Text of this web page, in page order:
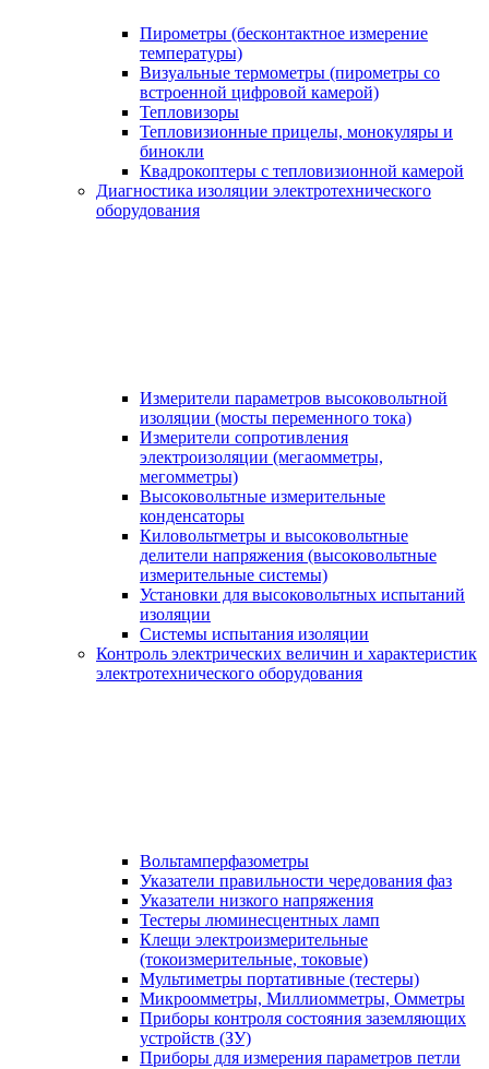
Пирометры (бесконтактное измерение
температуры)
Визуальные термометры (пирометры со
встроенной цифровой камерой)
Тепловизоры
Тепловизионные прицелы, монокуляры и
бинокли
Квадрокоптеры с тепловизионной камерой
Диагностика изоляции электротехнического
оборудования
Измерители параметров высоковольтной
изоляции (мосты переменного тока)
Измерители сопротивления
электроизоляции (мегаомметры,
мегомметры)
Высоковольтные измерительные
конденсаторы
Киловольтметры и высоковольтные
делители напряжения (высоковольтные
измерительные системы)
Установки для высоковольтных испытаний
изоляции
Системы испытания изоляции
Контроль электрических величин и характеристик
электротехнического оборудования
Вольтамперфазометры
Указатели правильности чередования фаз
Указатели низкого напряжения
Тестеры люминесцентных ламп
Клещи электроизмерительные
(токоизмерительные, токовые)
Мультиметры портативные (тестеры)
Микроомметры, Миллиомметры, Омметры
Приборы контроля состояния заземляющих
устройств (ЗУ)
Приборы для измерения параметров петли